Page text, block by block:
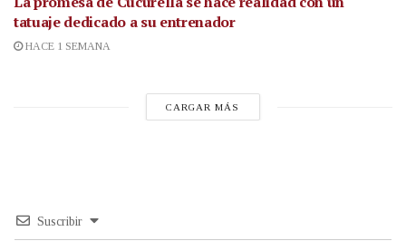
tatuaje dedicado a su entrenador
HACE 1 SEMANA
CARGAR MÁS
Suscribir